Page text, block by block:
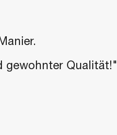
gewohnter Qualität!"